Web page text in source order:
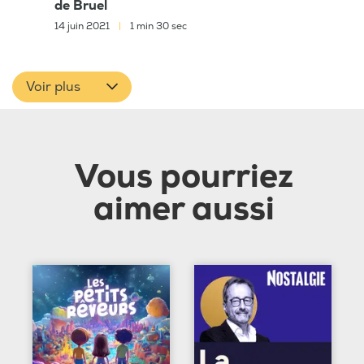
de Bruel
14 juin 2021 1 min 30 sec
Voir plus
Vous pourriez
aimer aussi